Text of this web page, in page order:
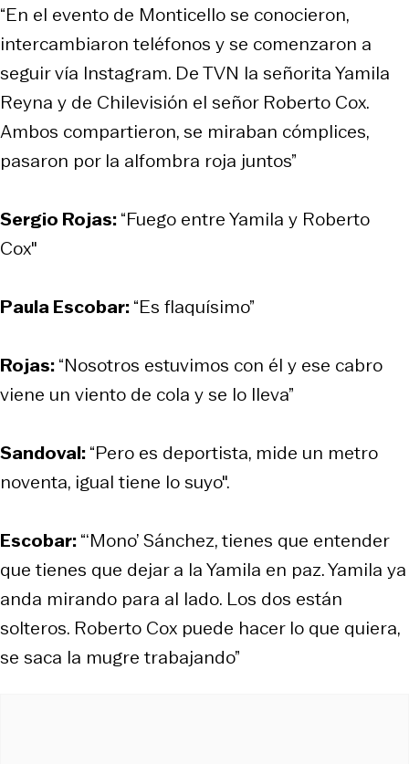
“En el evento de Monticello se conocieron,
intercambiaron teléfonos y se comenzaron a
seguir vía Instagram. De TVN la señorita Yamila
Reyna y de Chilevisión el señor Roberto Cox.
Ambos compartieron, se miraban cómplices,
pasaron por la alfombra roja juntos”
Sergio Rojas:“Fuego entre Yamila y Roberto
Cox"
Paula Escobar:“Es flaquísimo”
Rojas:“Nosotros estuvimos con él y ese cabro
viene un viento de cola y se lo lleva”
Sandoval:“Pero es deportista, mide un metro
noventa, igual tiene lo suyo".
Escobar:“‘Mono’ Sánchez, tienes que entender
que tienes que dejar a la Yamila en paz. Yamila ya
anda mirando para al lado. Los dos están
solteros. Roberto Cox puede hacer lo que quiera,
se saca la mugre trabajando”